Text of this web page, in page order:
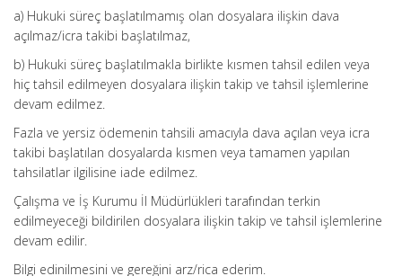
a) Hukuki süreç başlatılmamış olan dosyalara ilişkin dava
açılmaz/icra takibi başlatılmaz,
b) Hukuki süreç başlatılmakla birlikte kısmen tahsil edilen veya
hiç tahsil edilmeyen dosyalara ilişkin takip ve tahsil işlemlerine
devam edilmez.
Fazla ve yersiz ödemenin tahsili amacıyla dava açılan veya icra
takibi başlatılan dosyalarda kısmen veya tamamen yapılan
tahsilatlar ilgilisine iade edilmez.
Çalışma ve İş Kurumu İl Müdürlükleri tarafından terkin
edilmeyeceği bildirilen dosyalara ilişkin takip ve tahsil işlemlerine
devam edilir.
Bilgi edinilmesini ve gereğini arz/rica ederim.